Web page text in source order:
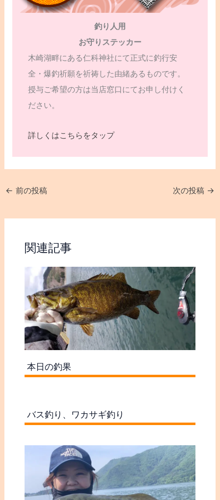
釣り人用
お守りステッカー
木崎湖畔にある仁科神社にて正式に釣行安
全・爆釣祈願を祈祷した由緒あるものです。
授与ご希望の方は当店窓口にてお申し付けく
ださい。
詳しくはこちらをタップ
← 前の投稿 次の投稿 →
関連記事
本日の釣果
バス釣り、ワカサギ釣り